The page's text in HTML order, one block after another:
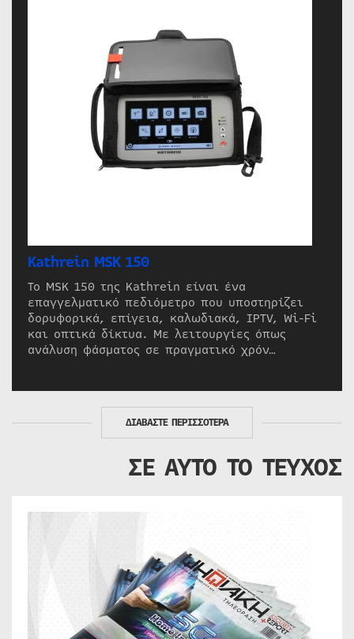
Kathrein MSK 150
Το MSK 150 της Kathrein είναι ένα
επαγγελματικό πεδιόμετρο που υποστηρίζει
δορυφορικά, επίγεια, καλωδιακά, IPTV, Wi-Fi
και οπτικά δίκτυα. Με λειτουργίες όπως
ανάλυση φάσματος σε πραγματικό χρόν…
ΔΙΑΒΑΣΤΕ ΠΕΡΙΣΣΟΤΕΡΑ
ΣΕ ΑΥΤΟ ΤΟ ΤΕΥΧΟΣ